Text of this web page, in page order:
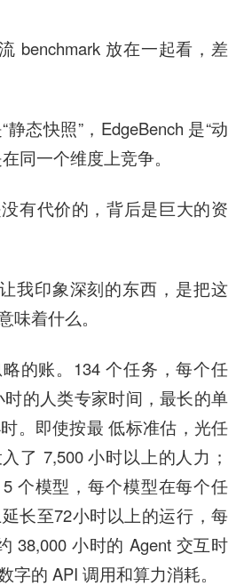
benchmark 放在一起看，差
静态快照”，EdgeBench 是“动
同一个维度上竞争。
有代价的，背后是巨大的资
我印象深刻的东西，是把这
味着什么。
的账。134 个任务，每个任
的人类专家时间，最长的单
。即使按最 低标准估，光任
了 7,500 小时以上的人力；
个模型，每个模型在每个任
长至72小时以上的运行，每
38,000 小时的 Agent 交互时
字的 API 调用和算力消耗。